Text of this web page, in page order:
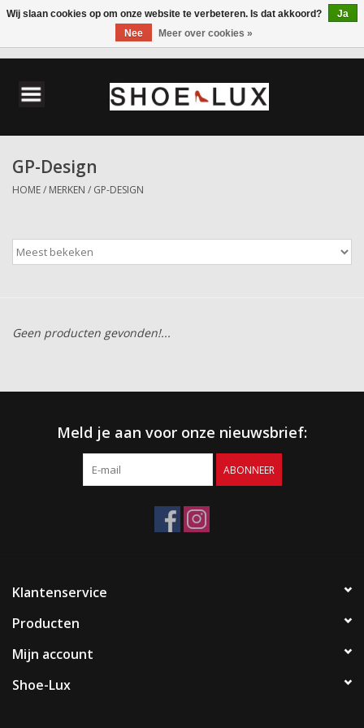
Herenschoenen
Wandelschoenen
GP-Design
HOME/ MERKEN / GP-DESIGN
Geen producten gevonden!...
Meld je aan voor onze nieuwsbrief:
ABONNEER
Klantenservice
Producten
Mijn account
Shoe-Lux
Wij slaan cookies op om onze website te verbeteren. Is dat akkoord?
Ja
Nee
Meer over cookies »